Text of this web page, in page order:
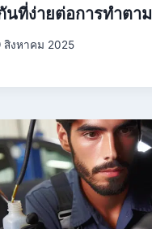
นที่ง่ายต่อการทำตาม
สิงหาคม 2025